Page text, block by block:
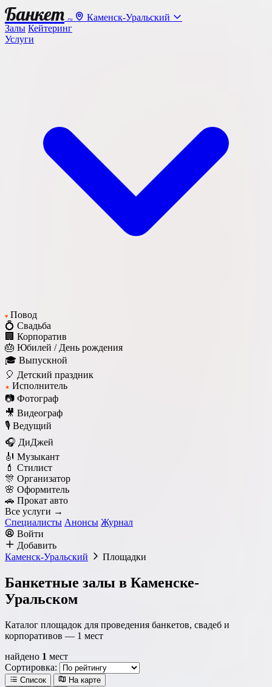
Банкет .ru
Каменск-Уральский
Залы Кейтеринг
Услуги
♥ Повод
💍 Свадьба
🏢 Корпоратив
🎂 Юбилей / День рождения
🎓 Выпускной
🎈 Детский праздник
★ Исполнитель
📷 Фотограф
🎥 Видеограф
🎙️ Ведущий
🎧 ДиДжей
🎻 Музыкант
💄 Стилист
🎊 Организатор
🌸 Оформитель
🚗 Прокат авто
Все услуги →
Специалисты Анонсы Журнал
Войти
Добавить
Каменск-Уральский
Площадки
Банкетные залы в Каменске-
Уральском
Каталог площадок для проведения банкетов, свадеб и
корпоративов — 1 мест
найдено 1 мест
Сортировка:
Список
На карте